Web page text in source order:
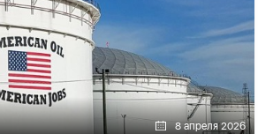
8 апреля 2026